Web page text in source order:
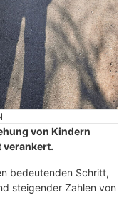
von Kindern
verankert.
bedeutenden Schritt,
steigender Zahlen von